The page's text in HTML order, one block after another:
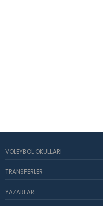
VOLEYBOL OKULLARI
TRANSFERLER
YAZARLAR